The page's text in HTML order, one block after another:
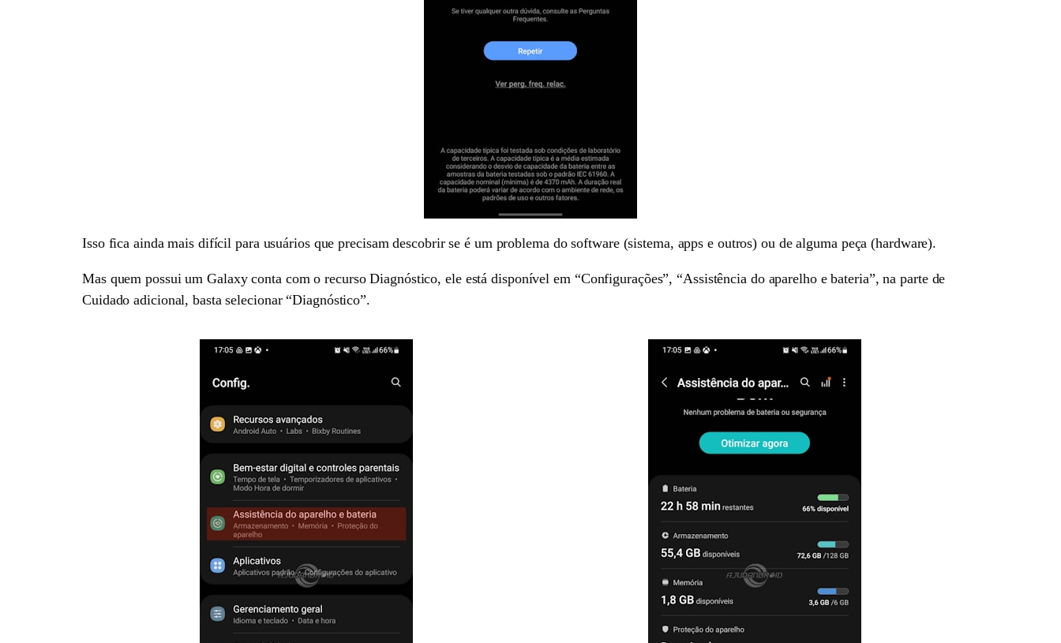
Isso fica ainda mais difícil para usuários que precisam descobrir se é um problema do software (sistema, apps e outros) ou de alguma peça (hardware).
Mas quem possui um Galaxy conta com o recurso Diagnóstico, ele está disponível em “Configurações”, “Assistência do aparelho e bateria”, na parte de
Cuidado adicional, basta selecionar “Diagnóstico”.